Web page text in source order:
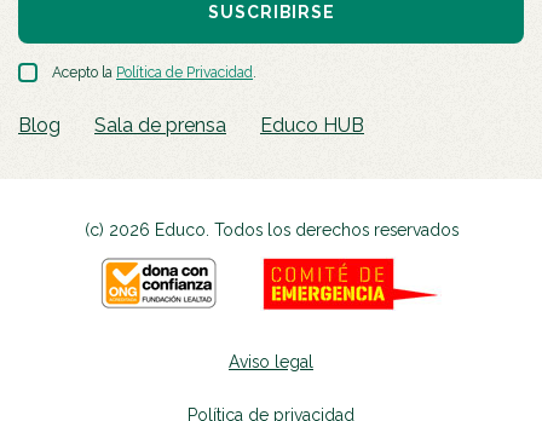
SUSCRIBIRSE
Acepto la Política de Privacidad
Blog Sala de prensa Educo HUB
(c) 2026 Educo. Todos los derechos reservados
Aviso legal
Política de privacidad